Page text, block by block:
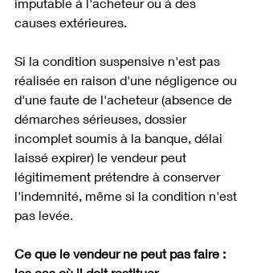
causes extérieures.
Si la condition suspensive n'est pas
réalisée en raison d'une négligence ou
d'une faute de l'acheteur (absence de
démarches sérieuses, dossier
incomplet soumis à la banque, délai
laissé expirer) le vendeur peut
légitimement prétendre à conserver
l'indemnité, même si la condition n'est
pas levée.
Ce que le vendeur ne peut pas faire :